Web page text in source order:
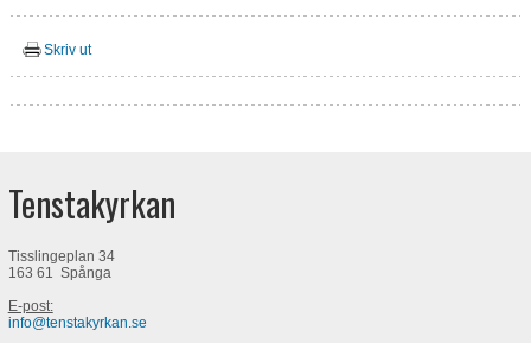
Skriv ut
Tenstakyrkan
Tisslingeplan 34
163 61 Spånga
E-post:
info@tenstakyrkan.se